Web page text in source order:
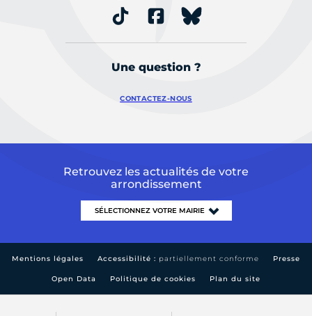
Une question ?
CONTACTEZ-NOUS
Retrouvez les actualités de votre
arrondissement
Mentions légales Accessibilité : partiellement conforme Presse
Open Data Politique de cookies Plan du site